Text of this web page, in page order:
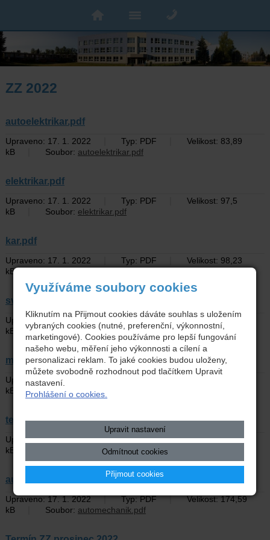
ZZ 2022
autoelektrikar.pdf
Upraveno: 17. 1. 2022 Typ: PDF
Velikost: 83,89
kB
Soubor: autoelektrikar.pdf
elektrikar.pdf
Upraveno: 17. 1. 2022 Typ: PDF
Velikost: 97,5
kB
Soubor: elektrikar.pdf
kar.pdf
Upraveno: 17. 1. 2022 Typ: PDF
Velikost: 98,23
kB
|
svet-prace.pdf
Upraveno: 17. 1. 2022 | Typ: PDF |
Velikost: 203,18
kB
| Soubor:svet-prace.pdf
mez.pdf
Upraveno: 17. 1. 2022
kB
| Soubor: mez.pdf
termín ZZ-červen 2022.pdf
Upraveno: 17. 1. 2022 | Typ: PDF |
Velikost: 87,6
kB
termín ZZ-červen 2022.pdf
automechanik.pdf
Upraveno: 17. 1. 2022 | Typ: PDF |
Velikost: 174,59
kB
Soubor: automechanik.pdf
Využíváme soubory cookies
Kliknutím na Přijmout cookies dáváte souhlas s uložením
vybraných cookies (nutné, preferenční, výkonnostní,
marketingové). Cookies používáme pro lepší fungování
našeho webu, měření jeho výkonnosti a cílení a
personalizaci reklam. To jaké cookies budou uloženy,
můžete svobodně rozhodnout pod tlačítkem Upravit
nastavení.
Prohlášení o cookies.
Upravit nastavení
Odmítnout cookies
Přijmout cookies